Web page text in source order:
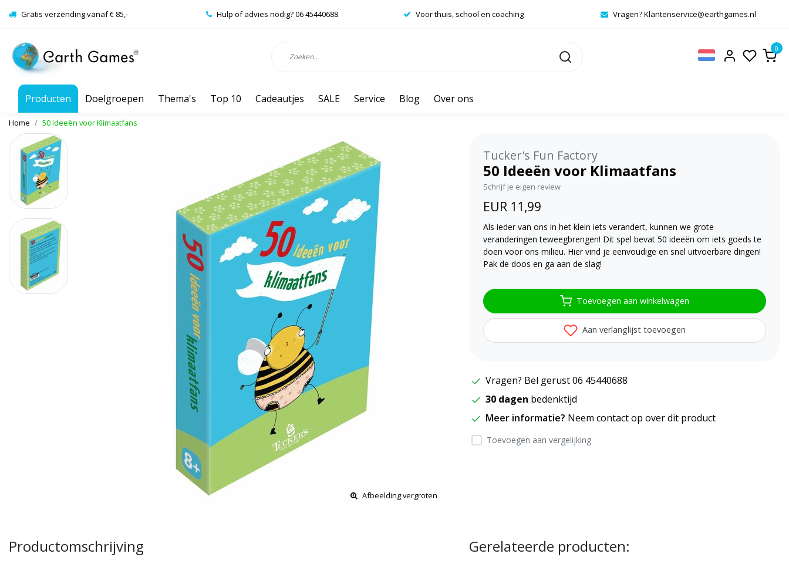
Gratis verzending vanaf € 85,- Hulp of advies nodig? 06 45440688 Voor thuis, school en coaching Vragen?Klantenservice@earthgames.nl
0
Producten Doelgroepen Thema's Top 10 Cadeautjes SALE Service Blog Over ons
Home 50 Ideeën voor Klimaatfans
Afbeelding vergroten
Tucker's Fun Factory
50 Ideeën voor Klimaatfans
Schrijf je eigen review
EUR 11,99
Als ieder van ons in het klein iets verandert, kunnen we grote
veranderingen teweegbrengen! Dit spel bevat 50 ideeën om iets goeds te
doen voor ons milieu. Hier vind je eenvoudige en snel uitvoerbare dingen!
Pak de doos en ga aan de slag!
Toevoegen aan winkelwagen
Aan verlanglijst toevoegen
Vragen? Bel gerust 06 45440688
30 dagen bedenktijd
Meer informatie? Neem contact op over dit product
Toevoegen aan vergelijking
Productomschrijving Gerelateerde producten: